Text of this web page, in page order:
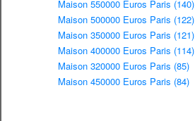
Maison 550000 Euros Paris (140)
Maison 500000 Euros Paris (122)
Maison 350000 Euros Paris (121)
Maison 400000 Euros Paris (114)
Maison 320000 Euros Paris (85)
Maison 450000 Euros Paris (84)